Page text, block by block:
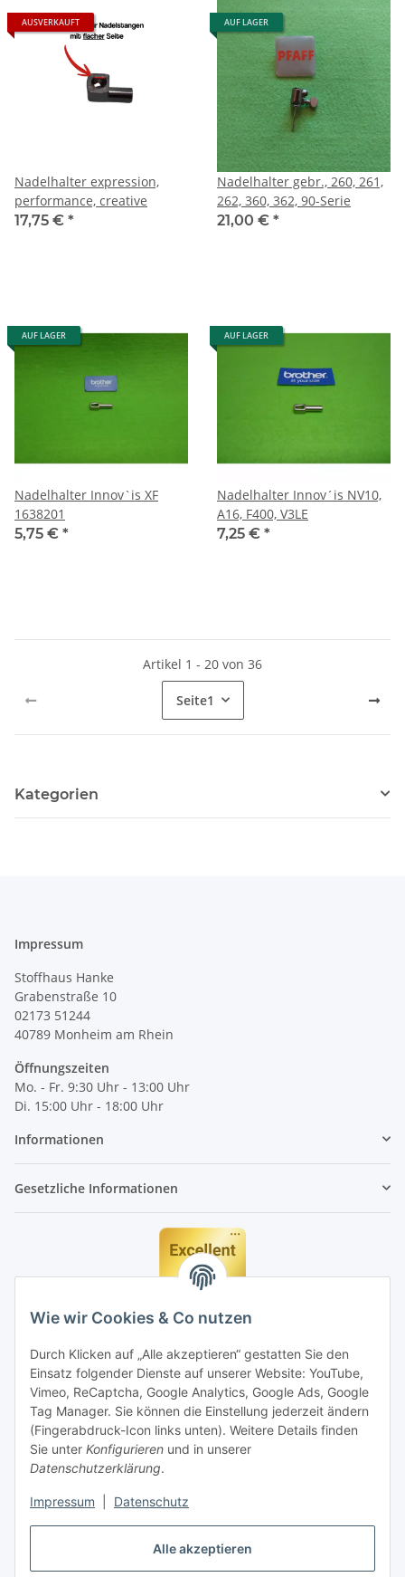
Alle akzeptieren
Wie wir Cookies & Co nutzen
Durch Klicken auf „Alle akzeptieren“ gestatten Sie den
Einsatz folgender Dienste auf unserer Website: YouTube,
Vimeo, ReCaptcha, Google Analytics, Google Ads, Google
Tag Manager. Sie können die Einstellung jederzeit ändern
(Fingerabdruck-Icon links unten). Weitere Details finden
Sie unter Konfigurieren und in unserer
Datenschutzerklärung.
Impressum Datenschutz
AUSVERKAUFT
Nadelhalter expression,
performance, creative
17,75 € *
AUF LAGER
Nadelhalter gebr., 260, 261,
262, 360, 362, 90-Serie
21,00 € *
AUF LAGER
Nadelhalter Innov`is XF
1638201
5,75 € *
AUF LAGER
Nadelhalter Innov´is NV10,
A16, F400, V3LE
7,25 € *
Artikel 1 - 20 von 36
Seite1
Kategorien
Impressum
Stoffhaus Hanke
Grabenstraße 10
02173 51244
40789 Monheim am Rhein
Öffnungszeiten
Mo. - Fr. 9:30 Uhr - 13:00 Uhr
Di. 15:00 Uhr - 18:00 Uhr
Informationen
Gesetzliche Informationen
Vertrag widerrufen